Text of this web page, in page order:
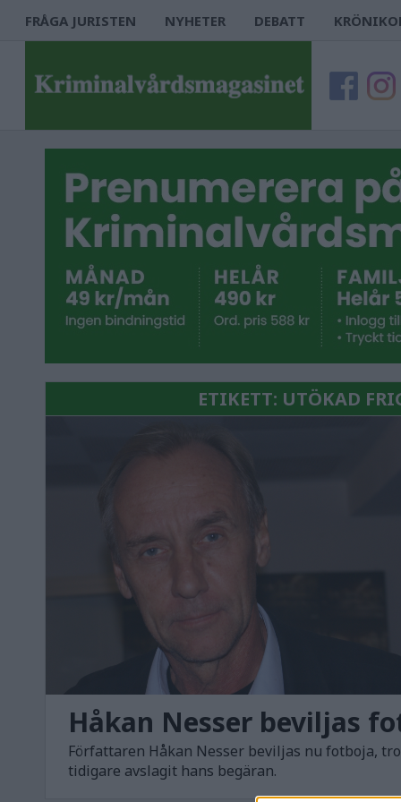
FRÅGA JURISTEN NYHETER DEBATT
ETIKETT: UTÖKAD
Håkan Nesser beviljas
Författaren Håkan Nesser beviljas nu fotboja,
tidigare avslagit hans begäran.